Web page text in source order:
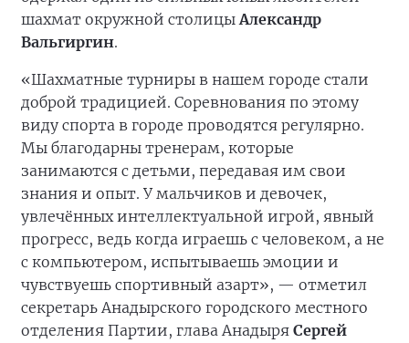
шахмат окружной столицыАлександр
Вальгиргин.
«Шахматные турниры в нашем городе стали
доброй традицией. Соревнования по этому
виду спорта в городе проводятся регулярно.
Мы благодарны тренерам, которые
занимаются с детьми, передавая им свои
знания и опыт. У мальчиков и девочек,
увлечённых интеллектуальной игрой, явный
прогресс, ведь когда играешь с человеком, а не
с компьютером, испытываешь эмоции и
чувствуешь спортивный азарт», — отметил
секретарь Анадырского городского местного
отделения Партии, глава Анадыря Сергей